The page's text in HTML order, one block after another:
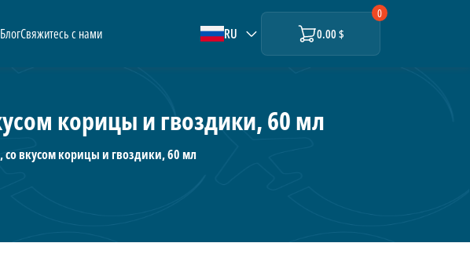
БлогСвяжитесь с нами RU 0.00 $
0
корицы и гвоздики, 60 мл
со вкусом корицы и гвоздики, 60 мл